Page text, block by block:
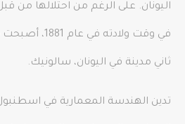
اليونان. على الرغم من احتلالها من
في وقت ولادته
ثاني مدينة في اليونان، سالونيك.
تدين الهندسة المعمارية في